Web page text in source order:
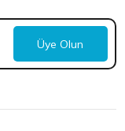
Üye Olun